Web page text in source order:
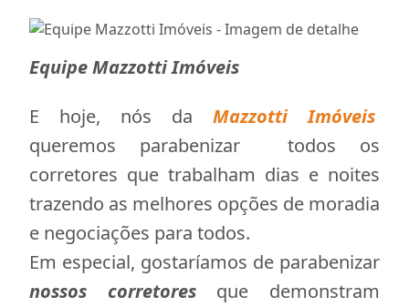
Equipe Mazzotti Imóveis
E hoje, nós da Mazzotti Imóveis
queremos parabenizar todos os
corretores que trabalham dias e noites
trazendo as melhores opções de moradia
e negociações para todos.
Em especial, gostaríamos de parabenizar
nossos corretoresque demonstram